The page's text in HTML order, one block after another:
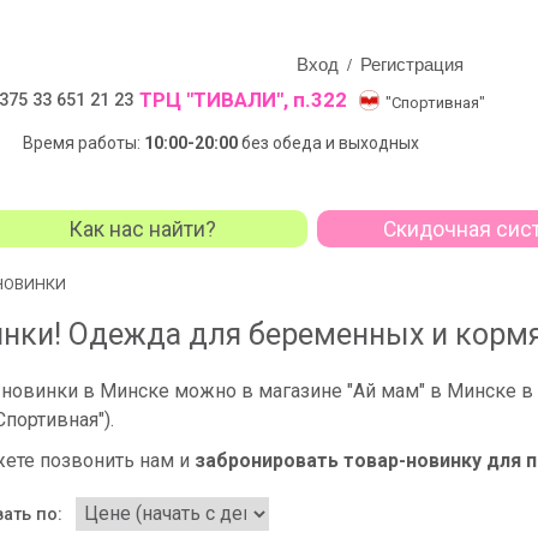
Вход / Регистрация
33 651 21 23 ТРЦ "ТИВАЛИ", п.322 "Спортивная"
Время работы: 10:00-20:00без обеда и выходных
Как нас найти? Скидочная
Одежда для беременных и
новинки в Минске можно в магазине "Ай мам" в Минске в
.
позвонить нам и забронировать товар-новинку для
по: